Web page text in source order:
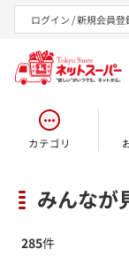
ログイン / 新規会員登
カテゴリ
みんなが
285件